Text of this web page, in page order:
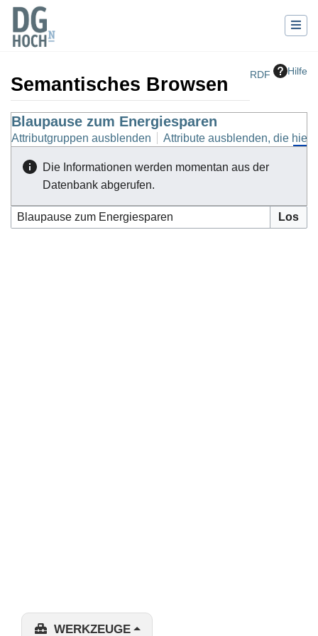
RDF Hilfe
Semantisches Browsen
Wechseln zu:Navigation,Suche
Blaupause zum Energiesparen
Attributgruppen ausblenden Attribute ausblenden, die
Die Informationen werden momentan aus der
Datenbank abgerufen.
WERKZEUGE